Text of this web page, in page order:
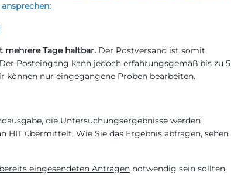
mehrere Tage haltbar. Der Postversand ist somit
Posteingang kann jedoch erfahrungsgemäß bis zu 5
können nur eingegangene Proben bearbeiten.
die Untersuchungsergebnisse werden
HIT übermittelt. Wie Sie das Ergebnis abfragen, sehen
eingesendeten Anträgen notwendig sein sollten,